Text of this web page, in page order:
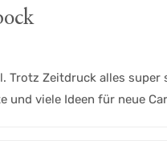
Trotz Zeitdruck alles super
und viele Ideen für neue